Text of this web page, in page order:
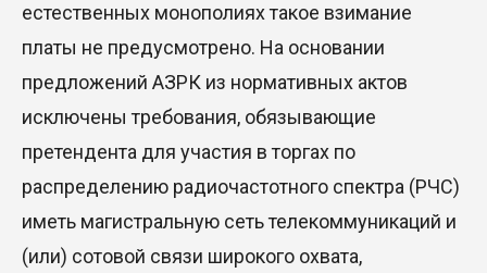
естественных монополиях такое взимание
платы не предусмотрено. На основании
предложений АЗРК из нормативных актов
исключены требования, обязывающие
претендента для участия в торгах по
распределению радиочастотного спектра (РЧС)
иметь магистральную сеть телекоммуникаций и
(или) сотовой связи широкого охвата,